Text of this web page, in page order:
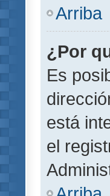
Arriba
¿Por
Es
está
el